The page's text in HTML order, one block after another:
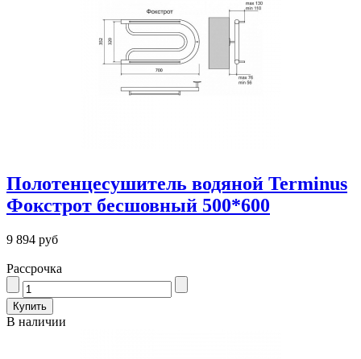
Полотенцесушитель водяной Terminus
Фокстрот бесшовный 500*600
9 894 руб
Рассрочка
В наличии